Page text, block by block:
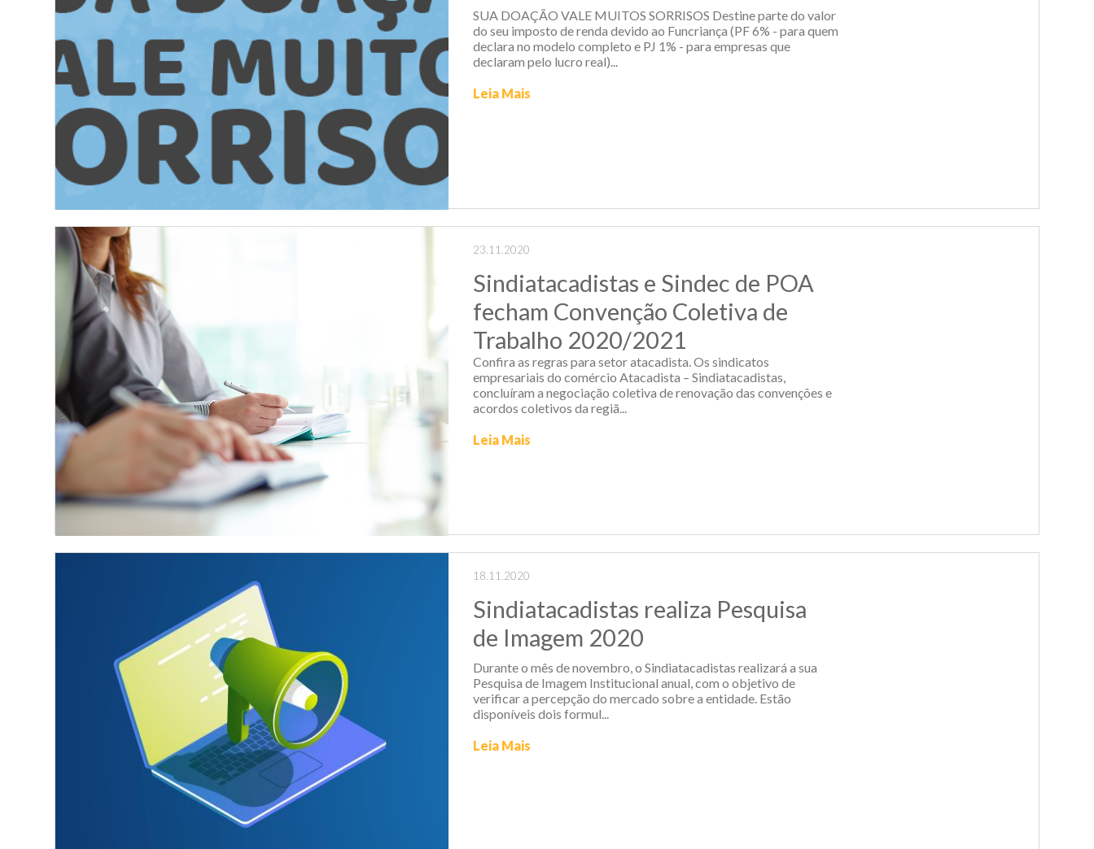
SUA DOAÇÃO VALE MUITOS SORRISOS Destine parte do valor
do seu imposto de renda devido ao Funcriança (PF 6% - para quem
declara no modelo completo e PJ 1% - para empresas que
declaram pelo lucro real)...
Leia Mais
23.11.2020
Sindiatacadistas e Sindec de POA
fecham Convenção Coletiva de
Trabalho 2020/2021
Confira as regras para setor atacadista. Os sindicatos
empresariais do comércio Atacadista – Sindiatacadistas,
concluíram a negociação coletiva de renovação das convenções e
acordos coletivos da regiã...
Leia Mais
18.11.2020
Sindiatacadistas realiza Pesquisa
de Imagem 2020
Durante o mês de novembro, o Sindiatacadistas realizará a sua
Pesquisa de Imagem Institucional anual, com o objetivo de
verificar a percepção do mercado sobre a entidade. Estão
disponíveis dois formul...
Leia Mais